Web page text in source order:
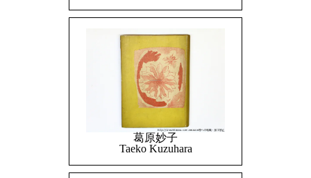
葛原妙子
Taeko Kuzuhara